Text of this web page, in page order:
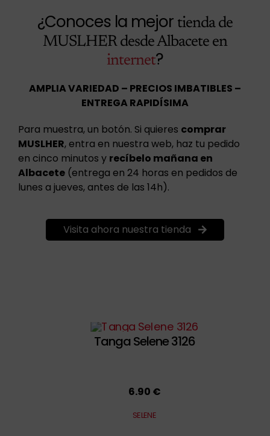
¿Conoces la mejor tienda de
MUSLHER desde Albacete en
internet?
AMPLIA VARIEDAD – PRECIOS IMBATIBLES –
ENTREGA RAPIDÍSIMA
Para muestra, un botón. Si quieres comprar
MUSLHER, entra en nuestra web, haz tu pedido
en cinco minutos y recíbelo mañana en
Albacete(entrega en 24 horas en pedidos de
lunes a jueves, antes de las 14h).
Visita ahora nuestra tienda
Tanga Selene 3126
6.90 €
SELENE